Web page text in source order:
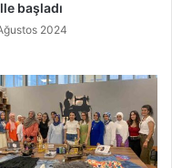
başladı
2024